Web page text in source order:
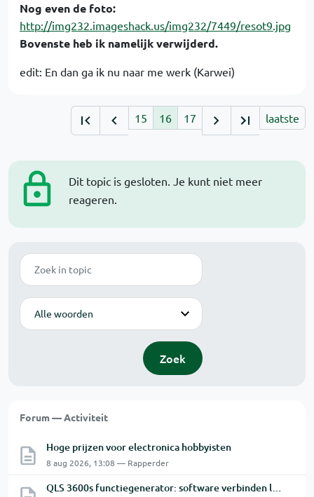
Dit topic is gesloten. Je kunt niet meer
reageren.
Zoek
Modus
Zoek
Forum — Activiteit
Hoge prijzen voor electronica hobbyisten
8 aug 2026, 13:08 — Rapperder
QLS 3600s functiegenerator: software verbinden lukt niet.
Nog even de foto:
http://img232.imageshack.us/img232/7449/resot9.jpg
Bovenste heb ik namelijk verwijderd.
edit: En dan ga ik nu naar me werk (Karwei)
15 16 17 laatste